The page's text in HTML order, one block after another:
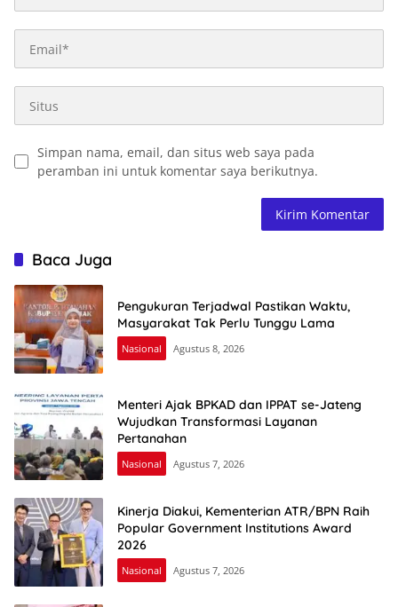
Simpan nama, email, dan situs web saya pada
peramban ini untuk komentar saya berikutnya.
Baca Juga
Pengukuran Terjadwal Pastikan Waktu,
Masyarakat Tak Perlu Tunggu Lama
Nasional Agustus 8, 2026
Menteri Ajak BPKAD dan IPPAT se-Jateng
Wujudkan Transformasi Layanan
Pertanahan
Nasional Agustus 7, 2026
Kinerja Diakui, Kementerian ATR/BPN Raih
Popular Government Institutions Award
2026
Nasional Agustus 7, 2026